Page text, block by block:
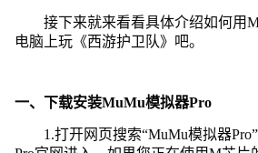
接下来就来看看具体介绍如何用
电脑上玩《西游护卫队》吧。
一、下载安装MuMu模拟器Pro
1.打开网页搜索“MuMu模拟器